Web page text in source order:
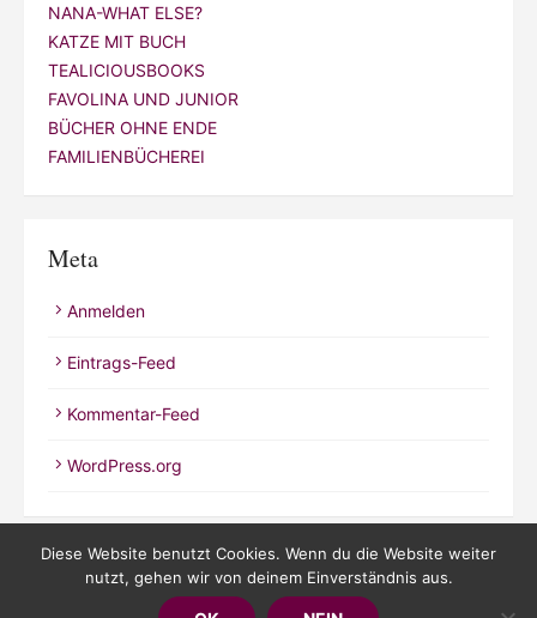
NANA-WHAT ELSE?
KATZE MIT BUCH
TEALICIOUSBOOKS
FAVOLINA UND JUNIOR
BÜCHER OHNE ENDE
FAMILIENBÜCHEREI
Meta
Anmelden
Eintrags-Feed
Kommentar-Feed
WordPress.org
Diese Website benutzt Cookies. Wenn du die Website weiter
nutzt, gehen wir von deinem Einverständnis aus.